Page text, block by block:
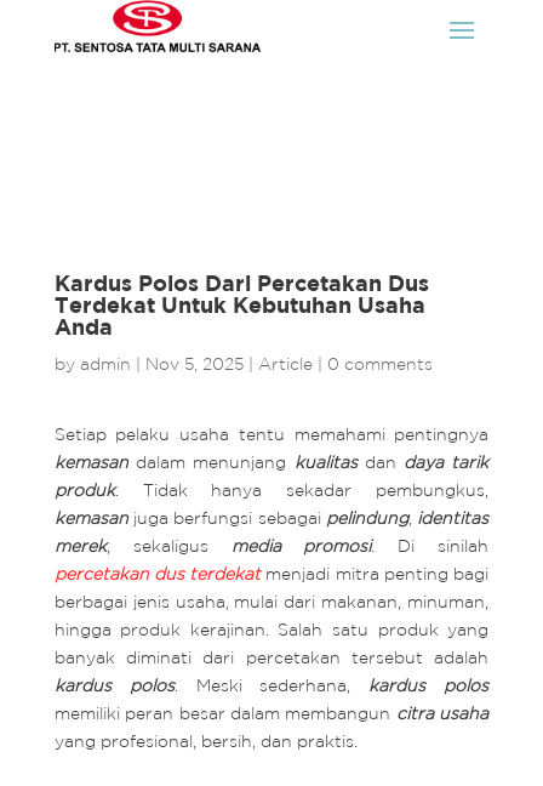
Kardus Polos Dari Percetakan Dus
Terdekat Untuk Kebutuhan Usaha
Anda
by admin Nov 5, 2025| Article| 0 comments
Setiap pelaku usaha tentu memahami pentingnya
kemasandalam menunjang kualitasdan daya tarik
produk. Tidak hanya sekadar pembungkus,
kemasanjuga berfungsi sebagai pelindung, identitas
merek, sekaligus media promosi. Di sinilah
percetakan dus terdekatmenjadi mitra penting bagi
berbagai jenis usaha, mulai dari makanan, minuman,
hingga produk kerajinan. Salah satu produk yang
banyak diminati dari percetakan tersebut adalah
kardus polos. Meski sederhana, kardus polos
memiliki peran besar dalam membangun citra usaha
yang profesional, bersih, dan praktis.